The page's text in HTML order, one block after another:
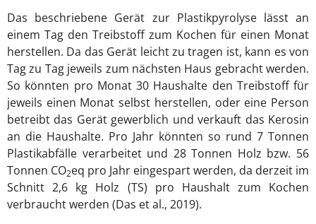
Das beschriebene Gerät zur Plastikpyrolyse lässt an
einem Tag den Treibstoff zum Kochen für einen Monat
herstellen. Da das Gerät leicht zu tragen ist, kann es von
Tag zu Tag jeweils zum nächsten Haus gebracht werden.
So könnten pro Monat 30 Haushalte den Treibstoff für
jeweils einen Monat selbst herstellen, oder eine Person
betreibt das Gerät gewerblich und verkauft das Kerosin
an die Haushalte. Pro Jahr könnten so rund 7 Tonnen
Plastikabfälle verarbeitet und 28 Tonnen Holz bzw. 56
Tonnen CO2eq pro Jahr eingespart werden, da derzeit im
Schnitt 2,6 kg Holz (TS) pro Haushalt zum Kochen
verbraucht werden (Das et al., 2019).